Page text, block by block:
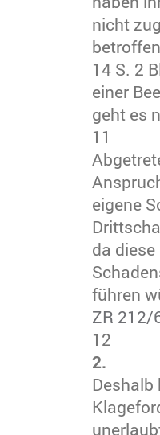
nicht
14 S. 2
einer
geht es
11
eigene
da
führen
ZR 212/
12
2.